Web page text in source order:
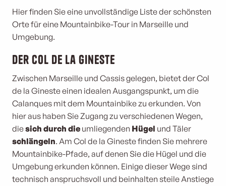
Hier finden Sie eine unvollständige Liste der schönsten
Orte für eine Mountainbike-Tour in Marseille und
Umgebung.
Der Col de la Gineste
Zwischen Marseille und Cassis gelegen, bietet der Col
de la Gineste einen idealen Ausgangspunkt, um die
Calanques mit dem Mountainbike zu erkunden. Von
hier aus haben Sie Zugang zu verschiedenen Wegen,
diesich durch die umliegenden Hügel und Täler
schlängeln. Am Col de la Gineste finden Sie mehrere
Mountainbike-Pfade, auf denen Sie die Hügel und die
Umgebung erkunden können. Einige dieser Wege sind
technisch anspruchsvoll und beinhalten steile Anstiege